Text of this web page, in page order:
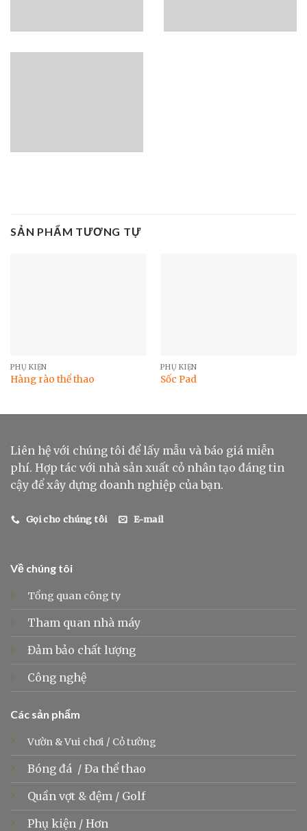
SẢN PHẨM TƯƠNG TỰ
PHỤ KIỆN
Hàng rào thể thao
PHỤ KIỆN
Sốc Pad
Liên hệ với chúng tôi để lấy mẫu và báo giá miễn
phí. Hợp tác với nhà sản xuất cỏ nhân tạo đáng tin
cậy để xây dựng doanh nghiệp của bạn.
Gọi cho chúng tôi E-mail
Về chúng tôi
Tổng quan công ty
Tham quan nhà máy
Đảm bảo chất lượng
Công nghệ
Các sản phẩm
Vườn & Vui chơi / Cỏ tường
Bóng đá / Đa thể thao
Quần vợt & đệm / Golf
Phụ kiện / Hơn